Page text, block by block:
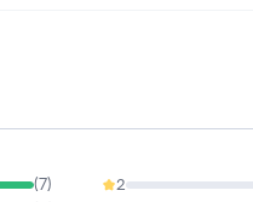
(7) 2
0%